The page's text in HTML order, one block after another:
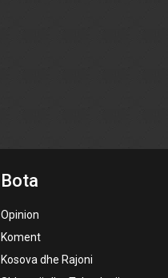
Bota
Opinion
Koment
Kosova dhe Rajoni